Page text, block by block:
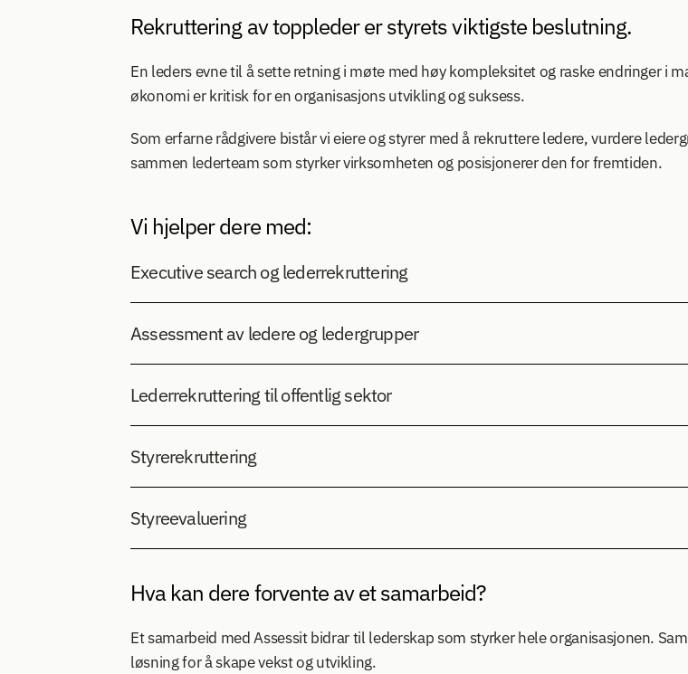
Rekruttering av toppleder er styrets viktigste beslutning.
En leders evne til å sette retning i møte med høy kompleksitet og raske endringer i
økonomi er kritisk for en organisasjons utvikling og suksess.
Som erfarne rådgivere bistår vi eiere og styrer med å rekruttere ledere, vurdere
sammen lederteam som styrker virksomheten og posisjonerer den for fremtiden.
Vi hjelper dere med:
Executive search og lederrekruttering
Assessment av ledere og ledergrupper
Lederrekruttering til offentlig sektor
Styrerekruttering
Styreevaluering
Hva kan dere forvente av et samarbeid?
Et samarbeid med Assessit bidrar til lederskap som styrker hele organisasjonen.
løsning for å skape vekst og utvikling.